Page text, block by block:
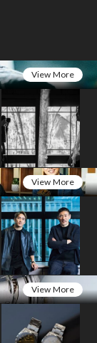
View More
View More
View More